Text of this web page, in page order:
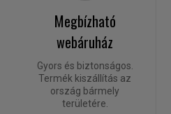
Megbízható
webáruház
Gyors és biztonságos.
Termék kiszállítás az
ország bármely
területére.